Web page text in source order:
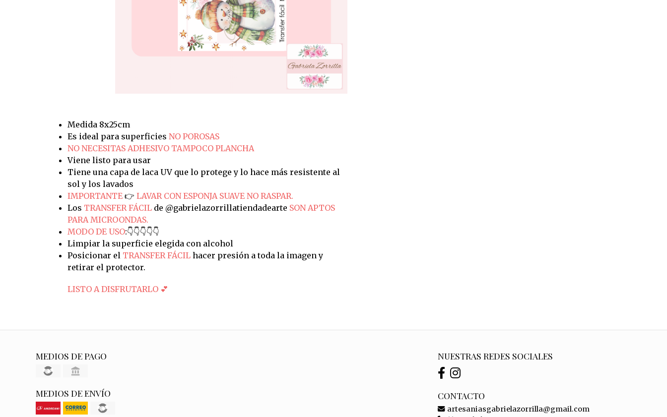
Medida 8x25cm
Es ideal para superficies NO POROSAS
NO NECESITAS ADHESIVO TAMPOCO PLANCHA
Viene listo para usar
Tiene una capa de laca UV que lo protege y lo hace más resistente al
sol y los lavados
IMPORTANTE 👉 LAVAR CON ESPONJA SUAVE NO RASPAR.
Los TRANSFER FÁCILde @gabrielazorrillatiendadearte SON APTOS
PARA MICROONDAS.
MODO DE USO:👇👇👇👇👇
Limpiar la superficie elegida con alcohol
Posicionar el TRANSFER FÁCILhacer presión a toda la imagen y
retirar el protector.
LISTO A DISFRUTARLO 💕
MEDIOS DE PAGO
MEDIOS DE ENVÍO
NUESTRAS REDES SOCIALES
CONTACTO
artesaniasgabrielazorrilla@gmail.com